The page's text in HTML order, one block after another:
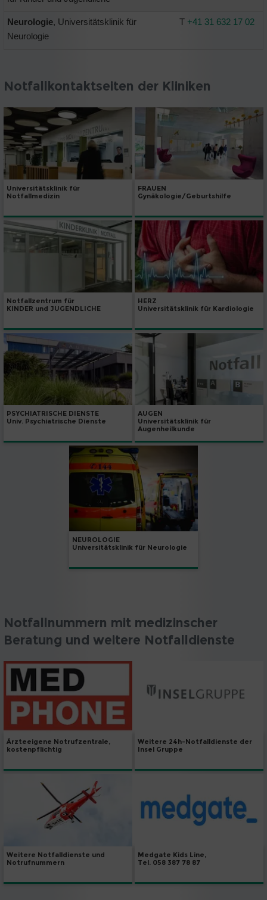
Neurologie, Universitätsklinik für
Neurologie
T +41 31 632 17 02
Notfallkontaktseiten der Kliniken
Universitätsklinik für
Notfallmedizin
FRAUEN
Gynäkologie/Geburtshilfe
Notfallzentrum für
KINDER und JUGENDLICHE
HERZ
Universitätsklinik für Kardiologie
PSYCHIATRISCHE DIENSTE
Univ. Psychiatrische Dienste
AUGEN
Universitätsklinik für
Augenheilkunde
NEUROLOGIE
Universitätsklinik für Neurologie
Notfallnummern mit medizinscher
Beratung und weitere Notfalldienste
Ärzteeigene Notrufzentrale,
kostenpflichtig
Weitere 24h-Notfalldienste der
Insel Gruppe
Weitere Notfalldienste und
Notrufnummern
Medgate Kids Line,
Tel. 058 387 78 87